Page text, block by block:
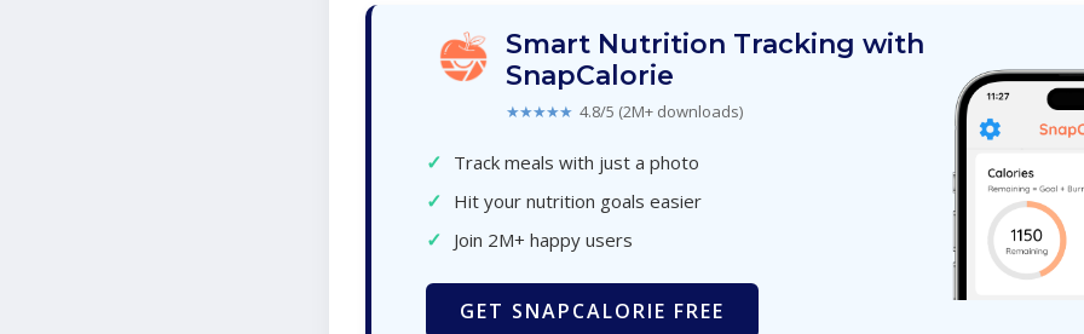
Smart Nutrition Tracking with
SnapCalorie
★★★★★ 4.8/5 (2M+ downloads)
✓ Track meals with just a photo
✓ Hit your nutrition goals easier
✓ Join 2M+ happy users
GET SNAPCALORIE FREE